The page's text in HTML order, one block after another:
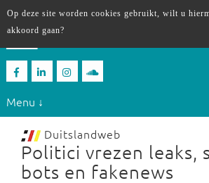
Menu ↓
Duitslandweb
Politici vrezen leaks,
bots en fakenews
Op deze site worden cookies gebruikt, wilt u
akkoord gaan?